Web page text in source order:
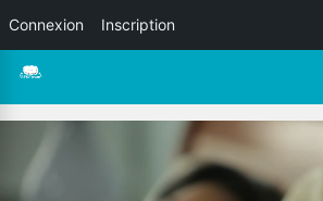
Connexion Inscription